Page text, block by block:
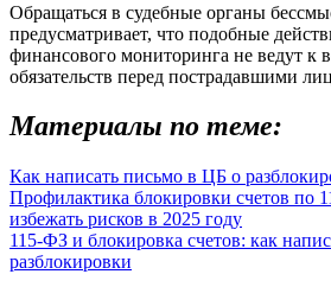
Обращаться в судебные органы
предусматривает, что подобные
финансового мониторинга не ведут к
обязательств перед пострадавшими
Материалы по теме:
Как написать письмо в ЦБ о
Профилактика блокировки счетов по
избежать рисков в 2025 году
115-ФЗ и блокировка счетов: как
разблокировки